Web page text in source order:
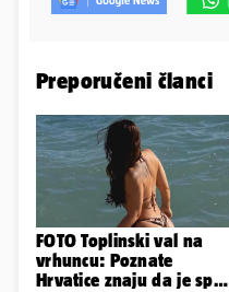
Preporučeni članci
FOTO Toplinski val na
vrhuncu: Poznate
Hrvatice znaju da je spas